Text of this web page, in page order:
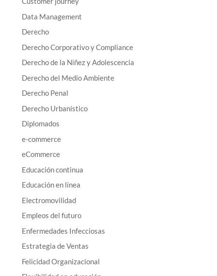
Data Management
Derecho
Derecho Corporativo y Compliance
Derecho de la Niñez y Adolescencia
Derecho del Medio Ambiente
Derecho Penal
Derecho Urbanístico
Diplomados
e-commerce
eCommerce
Educación continua
Educación en línea
Electromovilidad
Empleos del futuro
Enfermedades Infecciosas
Estrategia de Ventas
Felicidad Organizacional